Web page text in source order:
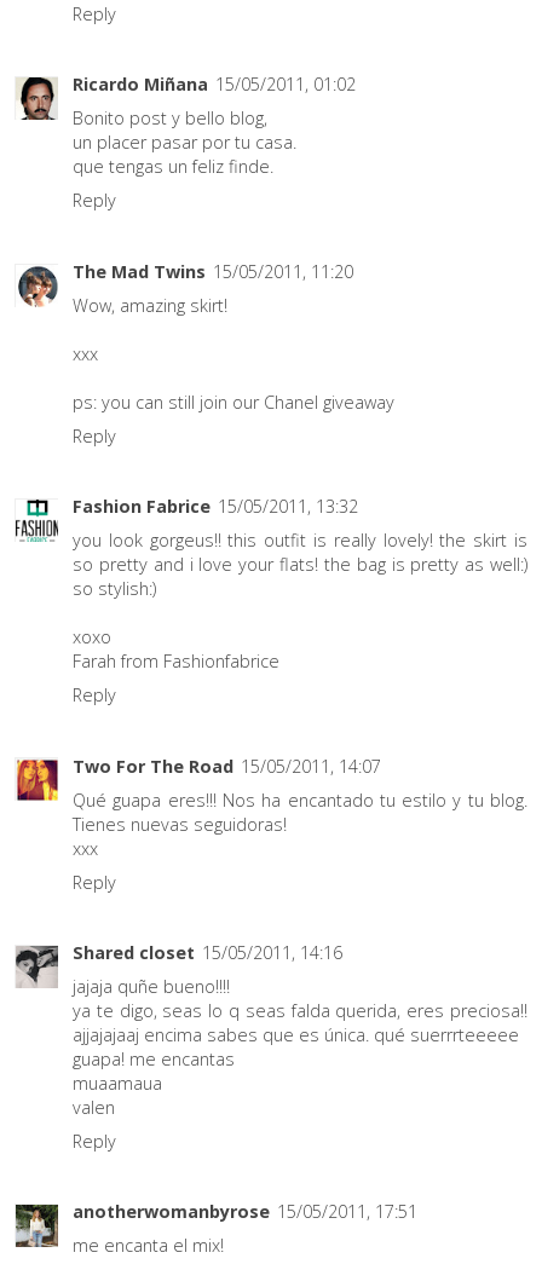
Reply
Ricardo Miñana 15/05/2011, 01:02
Bonito post y bello blog,
un placer pasar por tu casa.
que tengas un feliz finde.
Reply
The Mad Twins 15/05/2011, 11:20
Wow, amazing skirt!
xxx
ps: you can still join our Chanel giveaway
Reply
Fashion Fabrice 15/05/2011, 13:32
you look gorgeus!! this outfit is really lovely! the skirt is
so pretty and i love your flats! the bag is pretty as well:)
so stylish:)
xoxo
Farah from Fashionfabrice
Reply
Two For The Road 15/05/2011, 14:07
Qué guapa eres!!! Nos ha encantado tu estilo y tu blog.
Tienes nuevas seguidoras!
xxx
Reply
Shared closet 15/05/2011, 14:16
jajaja quñe bueno!!!!
ya te digo, seas lo q seas falda querida, eres preciosa!!
ajjajajaaj encima sabes que es única. qué suerrrteeeee
guapa! me encantas
muaamaua
valen
Reply
anotherwomanbyrose 15/05/2011, 17:51
me encanta el mix!